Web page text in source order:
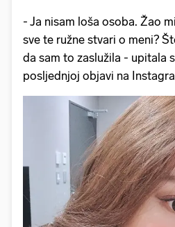
- Ja nisam loša osoba. Žao
sve te ružne stvari o meni?
da sam to zaslužila - upitala
posljednjoj objavi na